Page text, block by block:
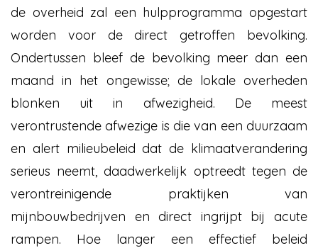
de overheid zal een hulpprogramma opgestart
worden voor de direct getroffen bevolking.
Ondertussen bleef de bevolking meer dan een
maand in het ongewisse; de lokale overheden
blonken uit in afwezigheid. De meest
verontrustende afwezige is die van een duurzaam
en alert milieubeleid dat de klimaatverandering
serieus neemt, daadwerkelijk optreedt tegen de
verontreinigende praktijken van
mijnbouwbedrijven en direct ingrijpt bij acute
rampen. Hoe langer een effectief beleid